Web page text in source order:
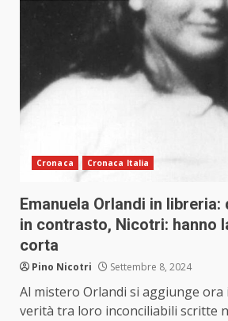
Cronaca Cronaca Italia
Emanuela Orlandi in
in contrasto, Nicotri: hanno
corta
Pino Nicotri Settembre 8, 2024
Al mistero Orlandi si aggiunge ora
verità tra loro inconciliabili scritte